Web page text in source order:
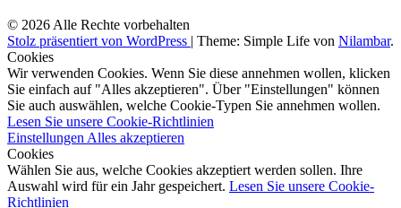
© 2026 Alle Rechte vorbehalten
Stolz präsentiert von WordPress | Theme: Simple Life von Nilambar.
Cookies
Wir verwenden Cookies. Wenn Sie diese annehmen wollen, klicken
Sie einfach auf "Alles akzeptieren". Über "Einstellungen" können
Sie auch auswählen, welche Cookie-Typen Sie annehmen wollen.
Lesen Sie unsere Cookie-Richtlinien
Einstellungen Alles akzeptieren
Cookies
Wählen Sie aus, welche Cookies akzeptiert werden sollen. Ihre
Auswahl wird für ein Jahr gespeichert. Lesen Sie unsere Cookie-
Richtlinien